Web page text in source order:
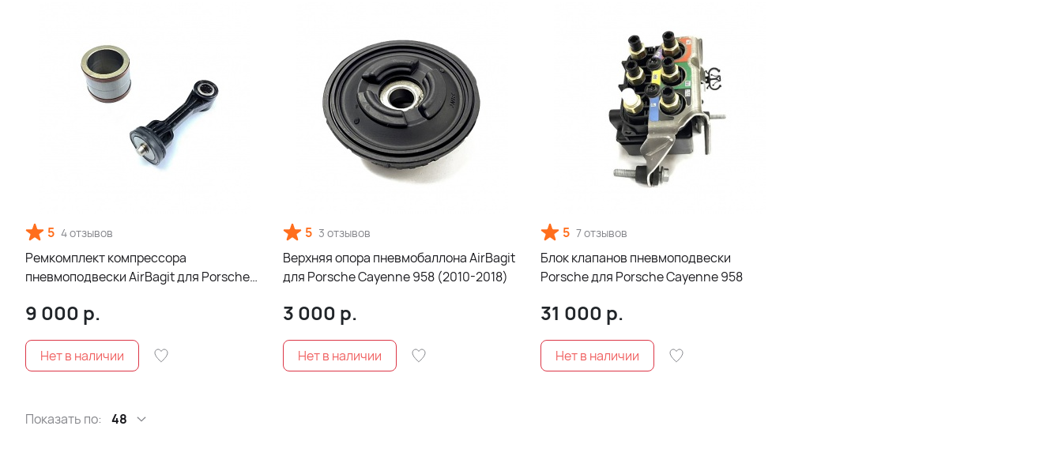
5 4 отзывов
Ремкомплект компрессора
пневмоподвески AirBagit для Porsche
9 000 р.
5 3 отзывов
Верхняя опора пневмобаллона AirBagit
для Porsche Cayenne 958 (2010-2018)
3 000 р.
5 7 отзывов
Блок клапанов пневмоподвески
Porsche для Porsche Cayenne 958
31 000 р.
Показать по: 48